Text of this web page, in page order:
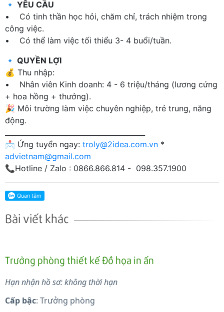
🔹 YÊU CẦU
• Có tinh thần học hỏi, chăm chỉ, trách nhiệm trong
công việc.
• Có thể làm việc tối thiểu 3- 4 buổi/tuần.
🔹 QUYỀN LỢI
💰 Thu nhập:
• Nhân viên Kinh doanh: 4 - 6 triệu/tháng (lương cứng
+ hoa hồng + thưởng).
🎉 Môi trường làm việc chuyên nghiệp, trẻ trung, năng
động.
📩 Ứng tuyển ngay: troly@2idea.com.vn *
advietnam@gmail.com
📞Hotline / Zalo : 0866.866.814 - 098.357.1900
Bài viết khác
Trưởng phòng thiết kế Đồ họa in ấn
Hạn nhận hồ sơ: không thời hạn
Cấp bậc: Trưởng phòng